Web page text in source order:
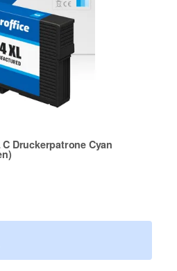
Druckerpatrone Cyan